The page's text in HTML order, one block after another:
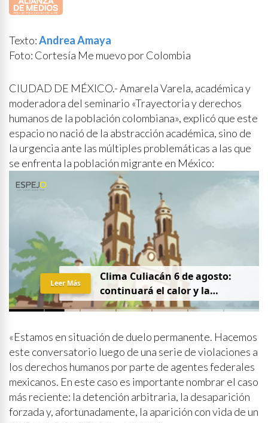
Texto:Andrea Amaya
Foto: Cortesía Me muevo por Colombia
CIUDAD DE MÉXICO.- Amarela Varela, académica y
moderadora del seminario «Trayectoria y derechos
humanos de la población colombiana», explicó que este
espacio no nació de la abstracción académica, sino de
la urgencia ante las múltiples problemáticas a las que
se enfrenta la población migrante en México:
Clima Culiacán 6 de agosto:
continuará el calor y la
probabilidad de lluvia
Leer Más
«Estamos en situación de duelo permanente. Hacemos
este conversatorio luego de una serie de violaciones a
los derechos humanos por parte de agentes federales
mexicanos. En este caso es importante nombrar el caso
más reciente: la detención arbitraria, la desaparición
forzada y, afortunadamente, la aparición con vida de un